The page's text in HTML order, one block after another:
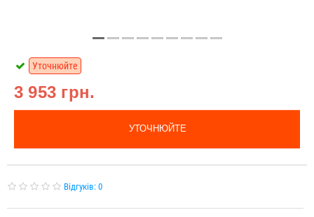
3 953 грн.
Уточнюйте
УТОЧНЮЙТЕ
Відгуків: 0